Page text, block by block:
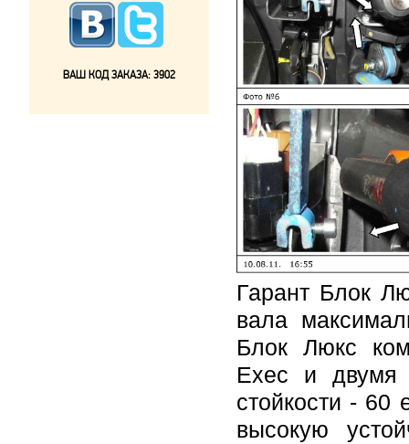
Гарант Блок
вала
Блок Люкс
Exec и двумя
стойкости - 60
высокую
ВАШ КОД ЗАКАЗА: 3902